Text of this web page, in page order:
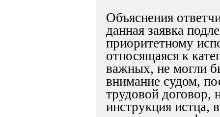
Объяснения
данная заявка
приоритетному
относящаяся к
важных, не могли
внимание судом,
трудовой договор,
инструкция истца,